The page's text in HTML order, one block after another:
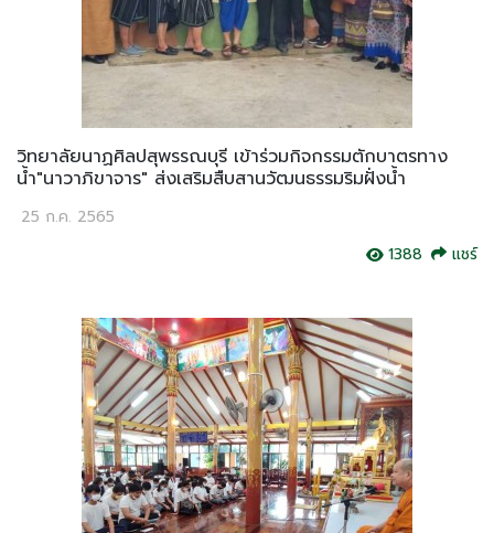
วิทยาลัยนาฏศิลปสุพรรณบุรี เข้าร่วมกิจกรรมตักบาตรทาง
น้ำ"นาวาภิขาจาร" ส่งเสริมสืบสานวัฒนธรรมริมฝั่งน้ำ
25 ก.ค. 2565
1388
แชร์